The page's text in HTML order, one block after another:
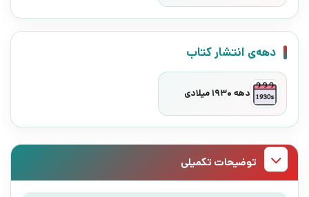
دهه‌ی انتشار کتاب
دهه 1930 میلادی
توضیحات تکمیلی